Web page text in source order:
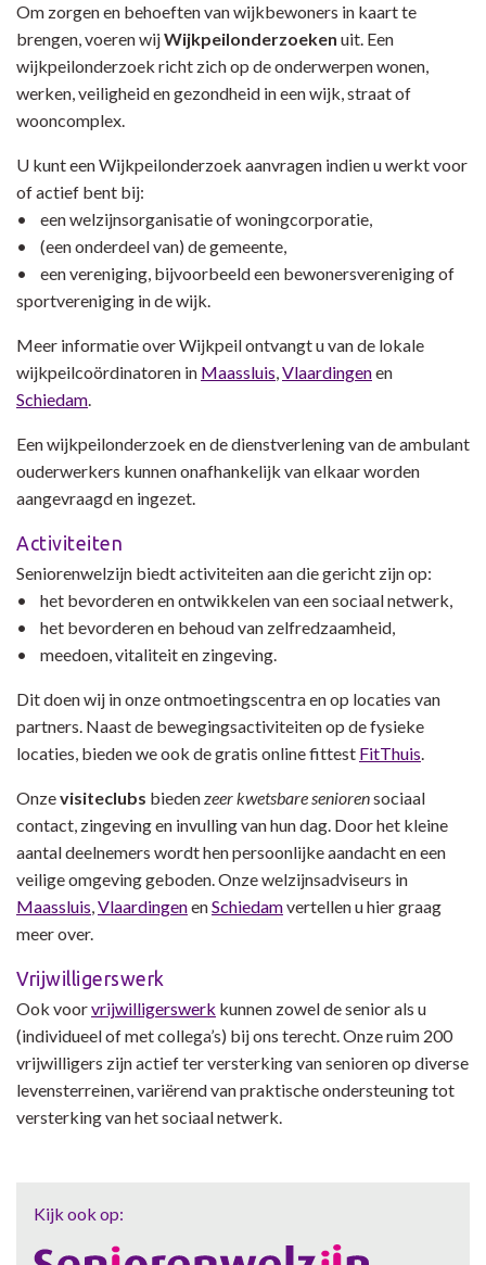
Om zorgen en behoeften van wijkbewoners in kaart te
brengen, voeren wijWijkpeilonderzoeken uit. Een
wijkpeilonderzoek richt zich op de onderwerpen wonen,
werken, veiligheid en gezondheid in een wijk, straat of
wooncomplex.
U kunt een Wijkpeilonderzoek aanvragen indien u werkt voor
of actief bent bij:
• een welzijnsorganisatie of woningcorporatie,
• (een onderdeel van) de gemeente,
• een vereniging, bijvoorbeeld een bewonersvereniging of
sportvereniging in de wijk.
Meer informatie over Wijkpeil ontvangt u van de lokale
wijkpeilcoördinatoren in Maassluis,Vlaardingenen
Schiedam.
Een wijkpeilonderzoek en de dienstverlening van de ambulant
ouderwerkers kunnen onafhankelijk van elkaar worden
aangevraagd en ingezet.
Activiteiten
Seniorenwelzijn biedt activiteiten aan die gericht zijn op:
• het bevorderen en ontwikkelen van een sociaal netwerk,
• het bevorderen en behoud van zelfredzaamheid,
• meedoen, vitaliteit en zingeving.
Dit doen wij in onze ontmoetingscentra en op locaties van
partners. Naast de bewegingsactiviteiten op de fysieke
locaties, bieden we ook de gratis online fittest FitThuis.
Onzevisiteclubs biedenzeer kwetsbare seniorensociaal
contact, zingeving en invulling van hun dag. Door het kleine
aantal deelnemers wordt hen persoonlijke aandacht en een
veilige omgeving geboden. Onze welzijnsadviseurs in
Maassluis,VlaardingenenSchiedamvertellen u hier graag
meer over.
Vrijwilligerswerk
Ook voorvrijwilligerswerk kunnen zowel de senior als u
(individueel of met collega’s) bij ons terecht. Onze ruim 200
vrijwilligers zijn actief ter versterking van senioren op diverse
levensterreinen, variërend van praktische ondersteuning tot
versterking van het sociaal netwerk.
Kijk ook op: